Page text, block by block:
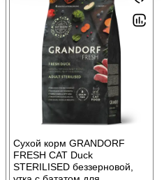
Сухой корм GRANDORF
FRESH CAT Duck
STERILISED беззерновой,